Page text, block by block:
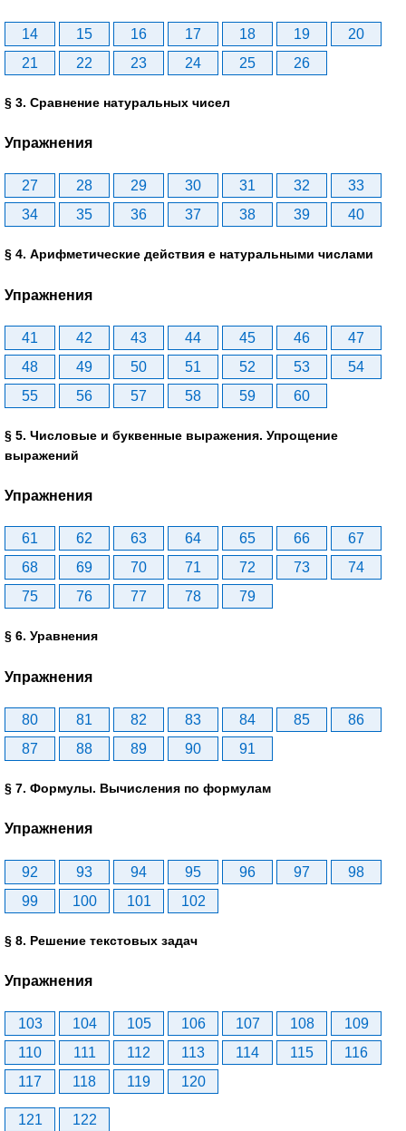
14 15 16 17 18 19
20
21
22 23 24 25 26
§ 3. Сравнение натуральных чисел
Упражнения
27 28 29 30 31 32
33
34
35 36 37 38 39 40
§ 4. Арифметические действия е натуральными числами
Упражнения
41 42 43 44 45 46
47
48
49 50 51 52 53
54
55
56 57 58 59 60
§ 5. Числовые и буквенные выражения. Упрощение
выражений
Упражнения
61 62 63 64 65 66
67
68
69 70 71 72 73
74
75
76 77 78 79
§ 6. Уравнения
Упражнения
80 81 82 83 84 85
86
87
88 89 90 91
§ 7. Формулы. Вычисления по формулам
Упражнения
92 93 94 95 96 97
98
99
100 101 102
§ 8. Решение текстовых задач
Упражнения
103 104 105 106 107 108
109
110
111 112 113 114 115
116
117
118 119 120
121 122